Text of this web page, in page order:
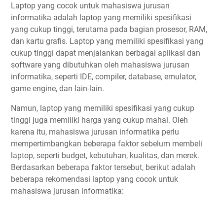
Laptop yang cocok untuk mahasiswa jurusan
informatika adalah laptop yang memiliki spesifikasi
yang cukup tinggi, terutama pada bagian prosesor, RAM,
dan kartu grafis. Laptop yang memiliki spesifikasi yang
cukup tinggi dapat menjalankan berbagai aplikasi dan
software yang dibutuhkan oleh mahasiswa jurusan
informatika, seperti IDE, compiler, database, emulator,
game engine, dan lain-lain.
Namun, laptop yang memiliki spesifikasi yang cukup
tinggi juga memiliki harga yang cukup mahal. Oleh
karena itu, mahasiswa jurusan informatika perlu
mempertimbangkan beberapa faktor sebelum membeli
laptop, seperti budget, kebutuhan, kualitas, dan merek.
Berdasarkan beberapa faktor tersebut, berikut adalah
beberapa rekomendasi laptop yang cocok untuk
mahasiswa jurusan informatika: